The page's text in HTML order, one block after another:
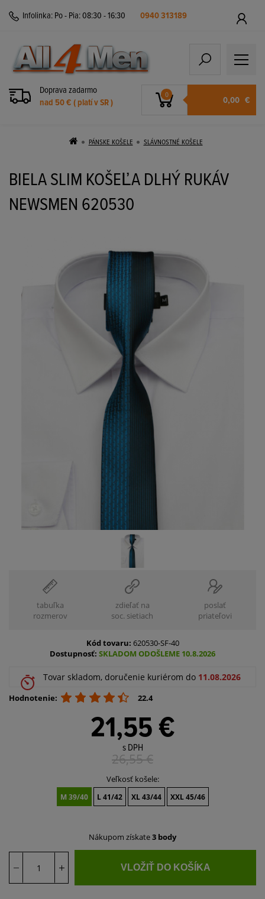
Infolinka: Po - Pia: 08:30 - 16:30 0940 313189
Doprava zadarmo
nad 50 € ( platí v SR )
0 0,00 €
PÁNSKE KOŠELE SLÁVNOSTNÉ KOŠELE
BIELA SLIM KOŠEĽA DLHÝ RUKÁV
NEWSMEN 620530
tabuľka
rozmerov
zdieľať na
soc. sietiach
poslať
priateľovi
Kód tovaru: 620530-SF-40
Dostupnosť: SKLADOM ODOŠLEME 10.8.2026
Tovar skladom, doručenie kuriérom do 11.08.2026
Hodnotenie: 22.4
21,55 €
s DPH
26,55€
Veľkosť košele:
M 39/40 L 41/42 XL 43/44 XXL 45/46
Nákupom získate3 body
VLOŽIŤ DO KOŠÍKA